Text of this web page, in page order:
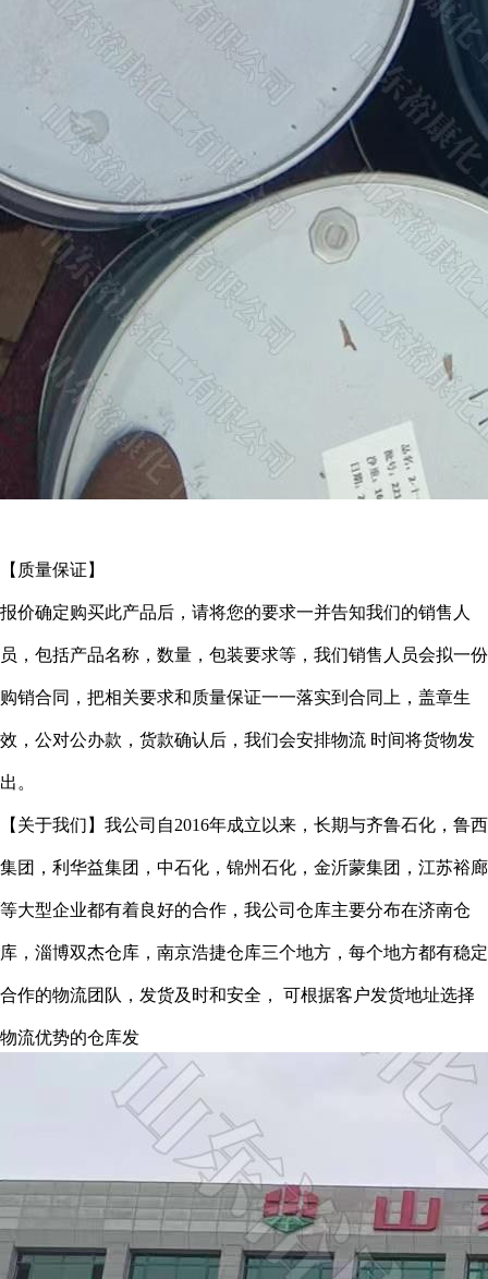
【质量保证】
报价确定购买此产品后，请将您的要求一并告知我们的销售人
员，包括产品名称，数量，包装要求等，我们销售人员会拟一份
购销合同，把相关要求和质量保证一一落实到合同上，盖章生
效，公对公办款，货款确认后，我们会安排物流 时间将货物发
出。
【关于我们】 我公司自2016年成立以来，长期与齐鲁石化， 鲁西
集团，利华益集团， 中石化 ，锦州石化，金沂蒙集团，江苏裕廊
等大型企业都有着良好的合作，我公司仓库主要分布在济南仓
库，淄博双杰仓库，南京浩捷仓库三个地方，每个地方都有稳定
合作的物流团队，发货及时和安全， 可根据客户发货地址选择
物流优势的仓库发